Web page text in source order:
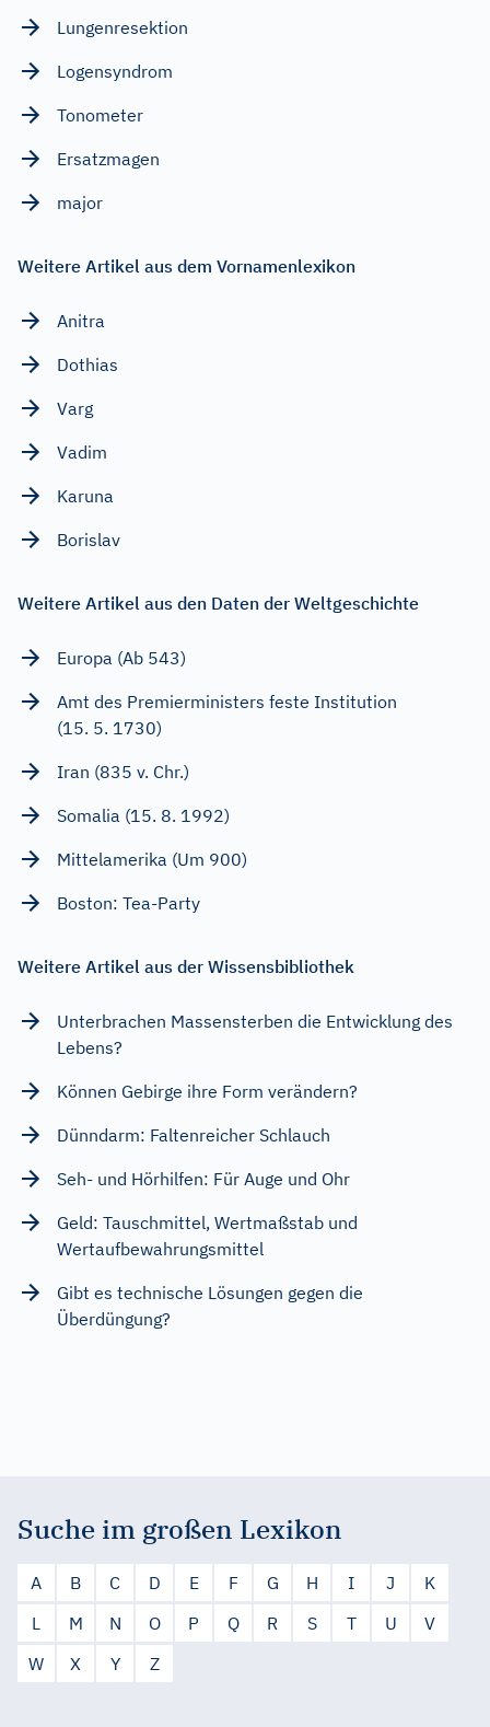
Lungenresektion
Logensyndrom
Tonometer
Ersatzmagen
major
Weitere Artikel aus dem Vornamenlexikon
Anitra
Dothias
Varg
Vadim
Karuna
Borislav
Weitere Artikel aus den Daten der Weltgeschichte
Europa (Ab 543)
Amt des Premierministers feste Institution
(15. 5. 1730)
Iran (835 v. Chr.)
Somalia (15. 8. 1992)
Mittelamerika (Um 900)
Boston: Tea-Party
Weitere Artikel aus der Wissensbibliothek
Unterbrachen Massensterben die Entwicklung des
Lebens?
Können Gebirge ihre Form verändern?
Dünndarm: Faltenreicher Schlauch
Seh- und Hörhilfen: Für Auge und Ohr
Geld: Tauschmittel, Wertmaßstab und
Wertaufbewahrungsmittel
Gibt es technische Lösungen gegen die
Überdüngung?
Suche im großen Lexikon
A B C D E F G H I J
K
L
M N O P Q R S T U
V
W
X Y Z